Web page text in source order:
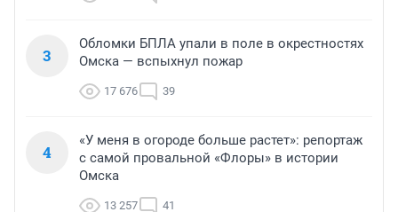
3
Обломки БПЛА упали в поле в окрестностях
Омска — вспыхнул пожар
17 676 39
4
«У меня в огороде больше растет»: репортаж
с самой провальной «Флоры» в истории
Омска
13 257 41